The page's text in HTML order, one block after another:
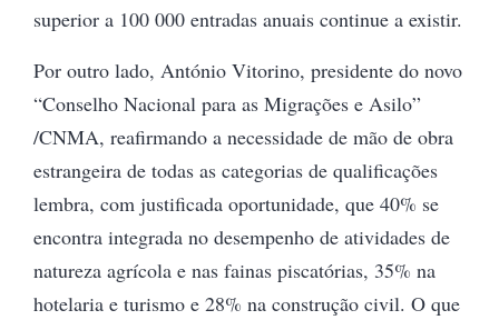
superior a 100 000 entradas anuais continue a existir.
Por outro lado, António Vitorino, presidente do novo
“Conselho Nacional para as Migrações e Asilo”
/CNMA, reafirmando a necessidade de mão de obra
estrangeira de todas as categorias de qualificações
lembra, com justificada oportunidade, que 40% se
encontra integrada no desempenho de atividades de
natureza agrícola e nas fainas piscatórias, 35% na
hotelaria e turismo e 28% na construção civil. O que